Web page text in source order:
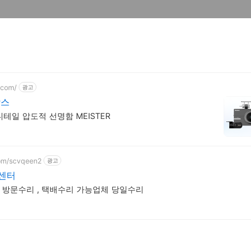
광고
일 압도적 선명함 MEISTER
scvqeen2 광고
터
문수리 , 택배수리 가능업체 당일수리